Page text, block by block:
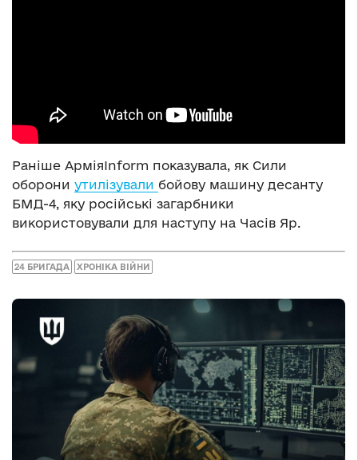
Раніше АрміяInform показувала, як Сили
оборони утилізували бойову машину десанту
БМД-4, яку російські загарбники
використовували для наступу на Часів Яр.
24 БРИГАДА ХРОНІКА ВІЙНИ